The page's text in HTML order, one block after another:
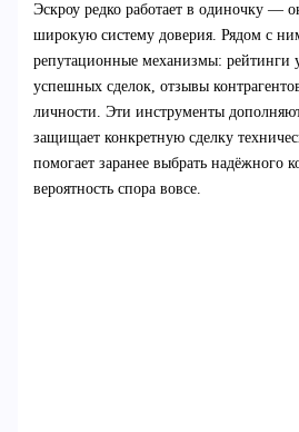
Эскроу редко работает в одиночку —
широкую систему доверия. Рядом с
репутационные механизмы: рейтинги
успешных сделок, отзывы
личности. Эти инструменты
защищает конкретную сделку
помогает заранее выбрать надёжного
вероятность спора вовсе.